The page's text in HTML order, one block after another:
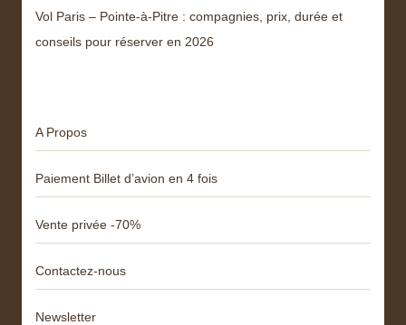
Vol Paris – Pointe-à-Pitre : compagnies, prix, durée et
conseils pour réserver en 2026
A Propos
Paiement Billet d’avion en 4 fois
Vente privée -70%
Contactez-nous
Newsletter